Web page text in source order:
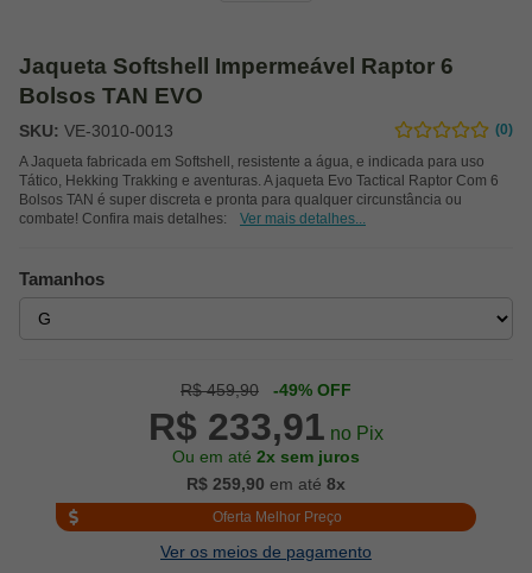
Jaqueta Softshell Impermeável Raptor 6
Bolsos TAN EVO
SKU: VE-3010-0013
(0)
A Jaqueta fabricada em Softshell, resistente a água, e indicada para uso
Tático, Hekking Trakking e aventuras. A jaqueta Evo Tactical Raptor Com 6
Bolsos TAN é super discreta e pronta para qualquer circunstância ou
combate! Confira mais detalhes:
Ver mais detalhes...
Tamanhos
R$ 459,90 -49% OFF
R$ 233,91 no Pix
Ou em até 2x sem juros
R$ 259,90 em até 8x
Oferta Melhor Preço
Ver os meios de pagamento